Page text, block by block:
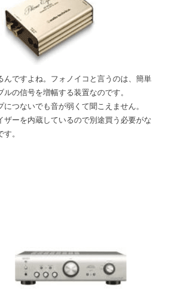
んですよね。フォノイコと言うのは、簡単
の信号を増幅する装置なのです。
につないでも音が弱くて聞こえません。
ザーを内蔵しているので別途買う必要がな
。